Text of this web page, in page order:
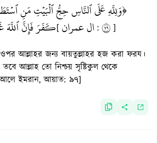
﴿وَلِلَّهِ عَلَى ٱلنَّاسِ حِجُّ ٱلۡبَيۡتِ مَنِ
كَفَرَ فَإِنَّ ٱللَّهَ[ ال عمران : ]
ওপর আল্লাহর জন্য বায়তুল্লাহর হজ করা ফরয।
আল্লাহ তো নিশ্চয় সৃষ্টিকুল থেকে
আলে ইমরান, আয়াত: ৯৭]